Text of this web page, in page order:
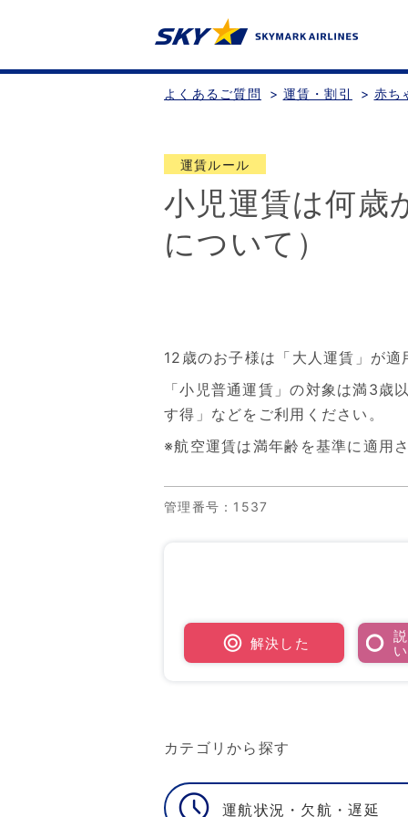
よくあるご質問 > 運賃・割引 > 赤ち
運賃ルール
小児運賃は何歳
について）
12歳のお子様は「大人運賃」が適
「小児普通運賃」の対象は満3
す得」などをご利用ください。
※航空運賃は満年齢を基準に適用
管理番号 ：1537
解決した
い
カテゴリから探す
運航状況・欠航・遅延